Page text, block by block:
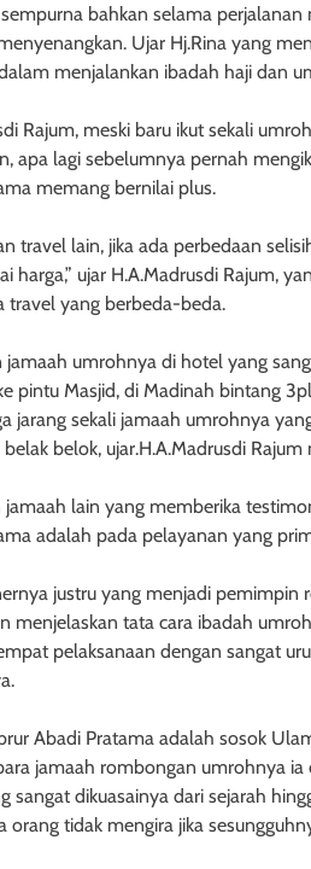
bahkan selama perjalanan
Ujar Hj.Rina yang
menjalankan ibadah haji dan
Rajum, meski baru ikut sekali
apa lagi sebelumnya pernah
memang bernilai plus.
travel lain, jika ada perbedaan
ujar H.A.Madrusdi Rajum,
travel yang berbeda-beda.
umrohnya di hotel yang
pintu Masjid, di Madinah bintang
jarang sekali jamaah umrohnya
belok, ujar.H.A.Madrusdi
lain yang memberika
adalah pada pelayanan yang
justru yang menjadi pemimpin
tata cara ibadah
pelaksanaan dengan sangat
Abadi Pratama adalah sosok
jamaah rombongan umrohnya
dikuasainya dari sejarah
tidak mengira jika